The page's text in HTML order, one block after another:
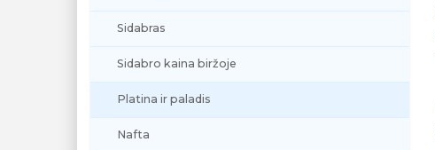
Sidabras
Sidabro kaina biržoje
Platina ir paladis
Nafta